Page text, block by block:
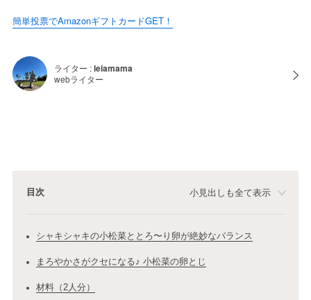
簡単投票でAmazonギフトカードGET！
ライター :leiamama
webライター
目次 小見出しも全て表示
シャキシャキの小松菜ととろ〜り卵が絶妙なバランス
まろやかさがクセになる♪ 小松菜の卵とじ
材料（2人分）